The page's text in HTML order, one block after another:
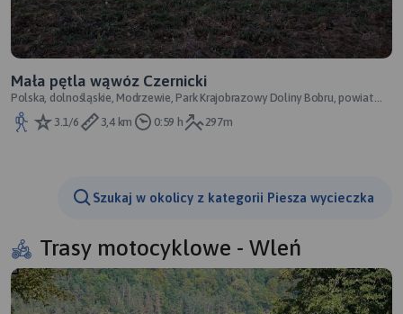
Mała pętla wąwóz Czernicki
Polska, dolnośląskie, Modrzewie, Park Krajobrazowy Doliny Bobru, powiat
lwówecki
3.1/6
3,4 km 0:59 h 297m
Szukaj w okolicy z kategorii Piesza wycieczka
Trasy motocyklowe - Wleń